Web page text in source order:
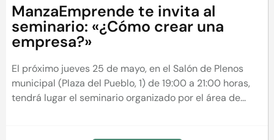
ManzaEmprende te invita al
seminario: «¿Cómo crear una
empresa?»
El próximo jueves 25 de mayo, en el Salón de Plenos
municipal (Plaza del Pueblo, 1) de 19:00 a 21:00 horas,
tendrá lugar el seminario organizado por el área de...